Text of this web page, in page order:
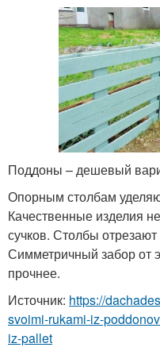
Поддоны – дешевый
Опорным столбам
Качественные изделия
сучков. Столбы
Симметричный забор от
прочнее.
Источник: https://
svoimi-rukami-iz-
iz-pallet